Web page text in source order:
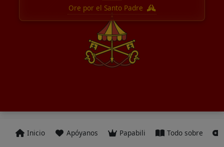
Ore por el Santo Padre
Inicio Apóyanos Papabili Todo sobre